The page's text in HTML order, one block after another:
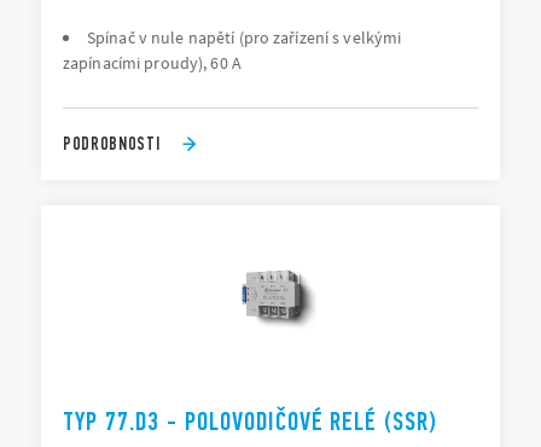
Spínač v nule napětí (pro zařízení s velkými
zapínacími proudy), 60 A
PODROBNOSTI
TYP 77.D3 - POLOVODIČOVÉ RELÉ (SSR)